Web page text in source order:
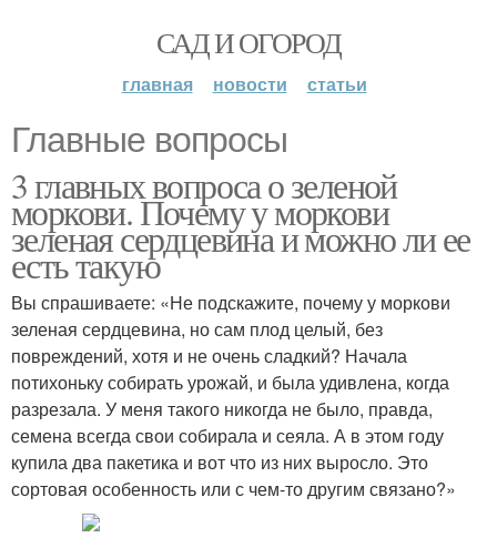
САД И ОГОРОД
главная новости статьи
Главные вопросы
3 главных вопроса о зеленой
моркови. Почему у моркови
зеленая сердцевина и можно ли ее
есть такую
Вы спрашиваете: «Не подскажите, почему у моркови
зеленая сердцевина, но сам плод целый, без
повреждений, хотя и не очень сладкий? Начала
потихоньку собирать урожай, и была удивлена, когда
разрезала. У меня такого никогда не было, правда,
семена всегда свои собирала и сеяла. А в этом году
купила два пакетика и вот что из них выросло. Это
сортовая особенность или с чем-то другим связано?»